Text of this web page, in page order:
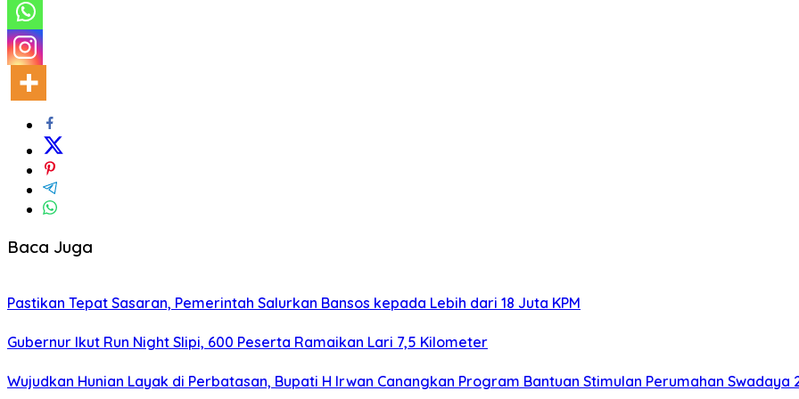
Baca Juga
Pastikan Tepat Sasaran, Pemerintah Salurkan Bansos kepada Lebih dari 18 Juta KPM
Gubernur Ikut Run Night Slipi, 600 Peserta Ramaikan Lari 7,5 Kilometer
Wujudkan Hunian Layak di Perbatasan, Bupati H Irwan Canangkan Program Bantuan Stimulan Perumahan Swadaya